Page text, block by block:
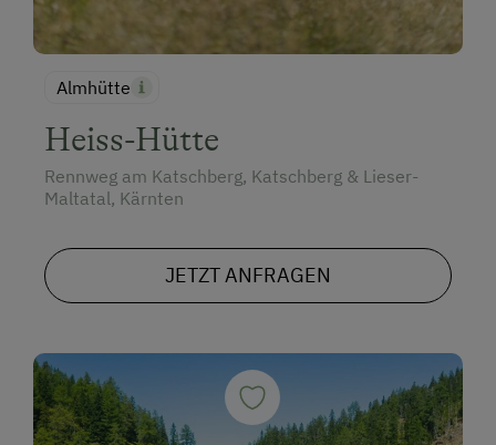
Almhütte
Heiss-Hütte
Rennweg am Katschberg, Katschberg & Lieser-
Maltatal, Kärnten
JETZT ANFRAGEN